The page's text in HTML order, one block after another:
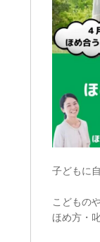
子どもに
こどもの
ほめ方・